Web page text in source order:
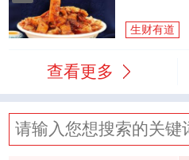
生财有道
查看更多